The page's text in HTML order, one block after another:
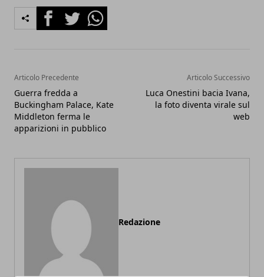
FacebookTwitterWhatsapp
Articolo Precedente
Guerra fredda a
Buckingham Palace, Kate
Middleton ferma le
apparizioni in pubblico
Articolo Successivo
Luca Onestini bacia Ivana,
la foto diventa virale sul
web
Redazione